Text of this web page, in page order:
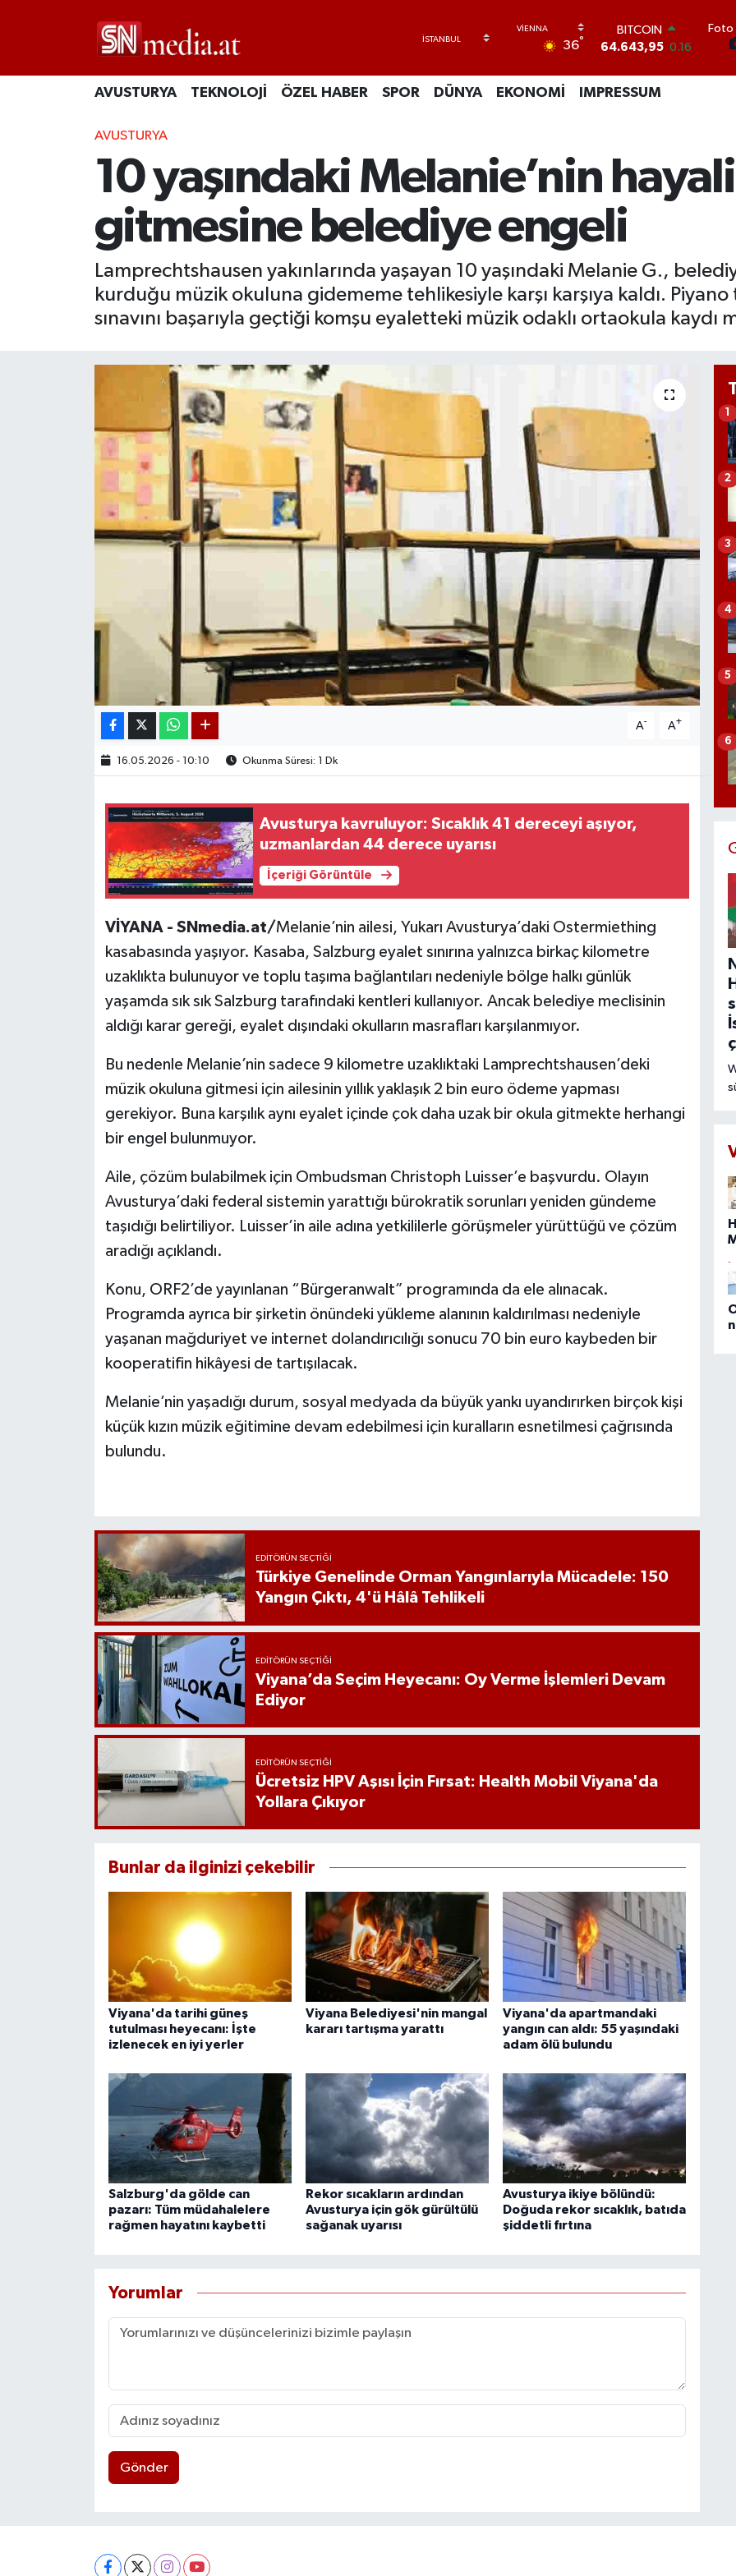
36°
64.643,95
0.16
DOLAR
EURO
55,0250
BİST100
48
Foto
AVUSTURYA TEKNOLOJİ ÖZEL HABER SPOR DÜNYA EKONOMİ IMPRESSUM
AVUSTURYA
10 yaşındaki Melanie’nin
gitmesine belediye engeli
Lamprechtshausen yakınlarında yaşayan 10 yaşındaki Melanie G.,
kurduğu müzik okuluna gidememe tehlikesiyle karşı karşıya kaldı.
sınavını başarıyla geçtiği komşu eyaletteki müzik odaklı ortaokula kaydı
A- A+
16.05.2026 - 10:10 Okunma Süresi: 1 Dk
Avusturya kavruluyor: Sıcaklık 41 dereceyi aşıyor,
uzmanlardan 44 derece uyarısı
İçeriği Görüntüle
VİYANA - SNmedia.at/Melanie’nin ailesi, Yukarı Avusturya’daki Ostermiething
kasabasında yaşıyor. Kasaba, Salzburg eyalet sınırına yalnızca birkaç kilometre
uzaklıkta bulunuyor ve toplu taşıma bağlantıları nedeniyle bölge halkı günlük
yaşamda sık sık Salzburg tarafındaki kentleri kullanıyor. Ancak belediye meclisinin
aldığı karar gereği, eyalet dışındaki okulların masrafları karşılanmıyor.
Bu nedenle Melanie’nin sadece 9 kilometre uzaklıktaki Lamprechtshausen’deki
müzik okuluna gitmesi için ailesinin yıllık yaklaşık 2 bin euro ödeme yapması
gerekiyor. Buna karşılık aynı eyalet içinde çok daha uzak bir okula gitmekte herhangi
bir engel bulunmuyor.
Aile, çözüm bulabilmek için Ombudsman Christoph Luisser’e başvurdu. Olayın
Avusturya’daki federal sistemin yarattığı bürokratik sorunları yeniden gündeme
taşıdığı belirtiliyor. Luisser’in aile adına yetkililerle görüşmeler yürüttüğü ve çözüm
aradığı açıklandı.
Konu, ORF2’de yayınlanan “Bürgeranwalt” programında da ele alınacak.
Programda ayrıca bir şirketin önündeki yükleme alanının kaldırılması nedeniyle
yaşanan mağduriyet ve internet dolandırıcılığı sonucu 70 bin euro kaybeden bir
kooperatifin hikâyesi de tartışılacak.
Melanie’nin yaşadığı durum, sosyal medyada da büyük yankı uyandırırken birçok kişi
küçük kızın müzik eğitimine devam edebilmesi için kuralların esnetilmesi çağrısında
bulundu.
EDITÖRÜN SEÇTIĞI
Türkiye Genelinde Orman Yangınlarıyla Mücadele: 150
Yangın Çıktı, 4'ü Hâlâ Tehlikeli
EDITÖRÜN SEÇTIĞI
Viyana’da Seçim Heyecanı: Oy Verme İşlemleri Devam
Ediyor
EDITÖRÜN SEÇTIĞI
Ücretsiz HPV Aşısı İçin Fırsat: Health Mobil Viyana'da
Yollara Çıkıyor
Bunlar da ilginizi çekebilir
Viyana'da tarihi güneş
tutulması heyecanı: İşte
izlenecek en iyi yerler
Viyana Belediyesi'nin mangal
kararı tartışma yarattı
Viyana'da apartmandaki
yangın can aldı: 55 yaşındaki
adam ölü bulundu
Salzburg'da gölde can
pazarı: Tüm müdahalelere
rağmen hayatını kaybetti
Rekor sıcakların ardından
Avusturya için gök gürültülü
sağanak uyarısı
Avusturya ikiye bölündü:
Doğuda rekor sıcaklık, batıda
şiddetli fırtına
Yorumlar
Gönder
1
2
3
4
5
6